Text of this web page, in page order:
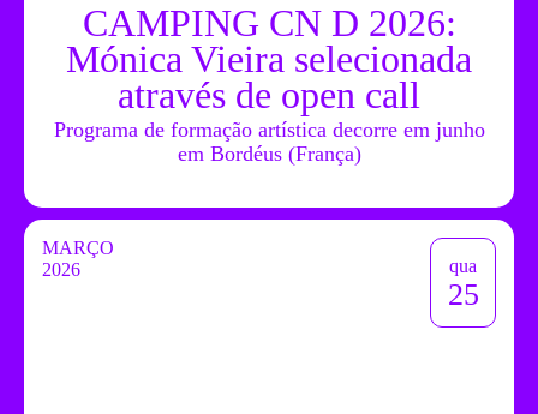
CAMPING CN D 2026:
Mónica Vieira selecionada
através de open call
Programa de formação artística decorre em junho
em Bordéus (França)
MARÇO
2026
qua
25